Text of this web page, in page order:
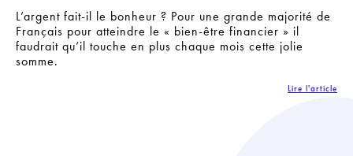
L’argent fait-il le bonheur ? Pour une grande majorité de
Français pour atteindre le « bien-être financier » il
faudrait qu’il touche en plus chaque mois cette jolie
somme.
Lire l'article